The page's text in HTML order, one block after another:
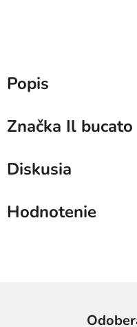
Popis
Značka Il
Diskusia
Hodnotenie